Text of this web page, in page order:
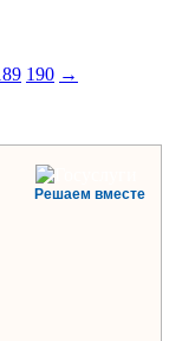
190 →
Решаем вместе